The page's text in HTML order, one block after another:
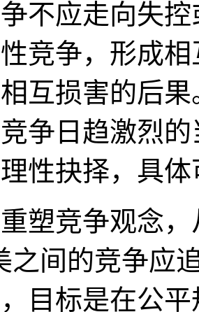
不应走向失
竞争，形成
互损害的后
争日趋激烈
性抉择，具
竞争观念，
之间的竞争应
目标是在公